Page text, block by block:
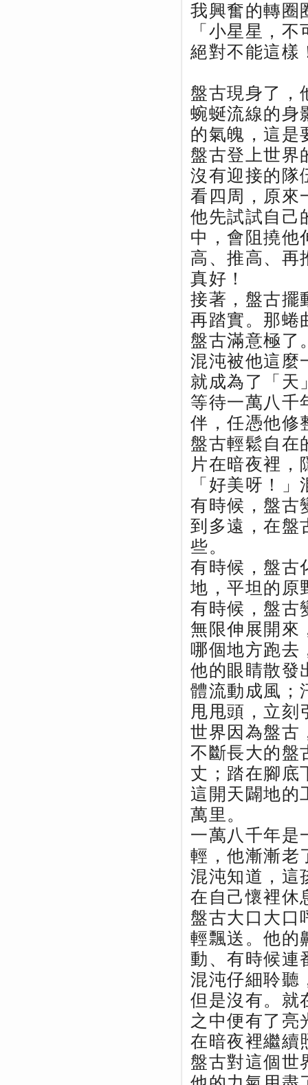
我興奮的轉圈
「小星星，
絕對不能這樣
盤古現身了，
蜿蜒流線的身
的氣魄，這是
盤古登上世界
沒有迎接的隊
看四周，原來
他先試試自己
中，會阻撓他
高、推高、再
真好！
接著，盤古擺
再踏實。那蜷
盤古滿意極了
混沌被他這麼
就成為了「天
等待一萬八千
伴，任憑他修
盤古輕鬆自在
片在暗夜裡，
「好美呀！
有時候，盤古
到多遠，在盤
些。
有時候，盤古
地，平坦的原
有時候，盤古
無限伸展開來
哪個地方跑去
他的眼睛散發
體流動成風；
甩甩頭，立刻
世界因為盤古
不斷長大的盤
丈；踏在腳底
這開天闢地的
萬里。
一萬八千年是
輕，他漸漸老
混沌知道，這
在自己懷裡休
盤古大口大口
輕飄送。他的
動、有時候連
混沌仔細聆聽
但是沒有。就
之中便有了亮
在暗夜裡繼續
盤古對這個世